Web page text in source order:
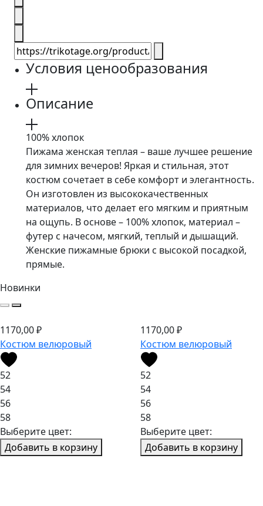
Условия ценообразования
Описание
100% хлопок
Пижама женская теплая – ваше лучшее решение
для зимних вечеров! Яркая и стильная, этот
костюм сочетает в себе комфорт и элегантность.
Он изготовлен из высококачественных
материалов, что делает его мягким и приятным
на ощупь. В основе – 100% хлопок, материал –
футер с начесом, мягкий, теплый и дышащий.
Женские пижамные брюки с высокой посадкой,
прямые.
Новинки
1170,00₽
Костюм велюровый
52
54
56
58
Выберите цвет:
Добавить в корзину
1170,00₽
Костюм велюровый
52
54
56
58
Выберите цвет:
Добавить в корзину